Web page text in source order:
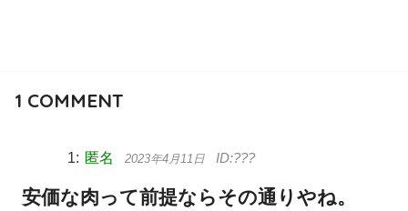
1 COMMENT
匿名 2023年4月11日
安価な肉って前提ならその通りやね。